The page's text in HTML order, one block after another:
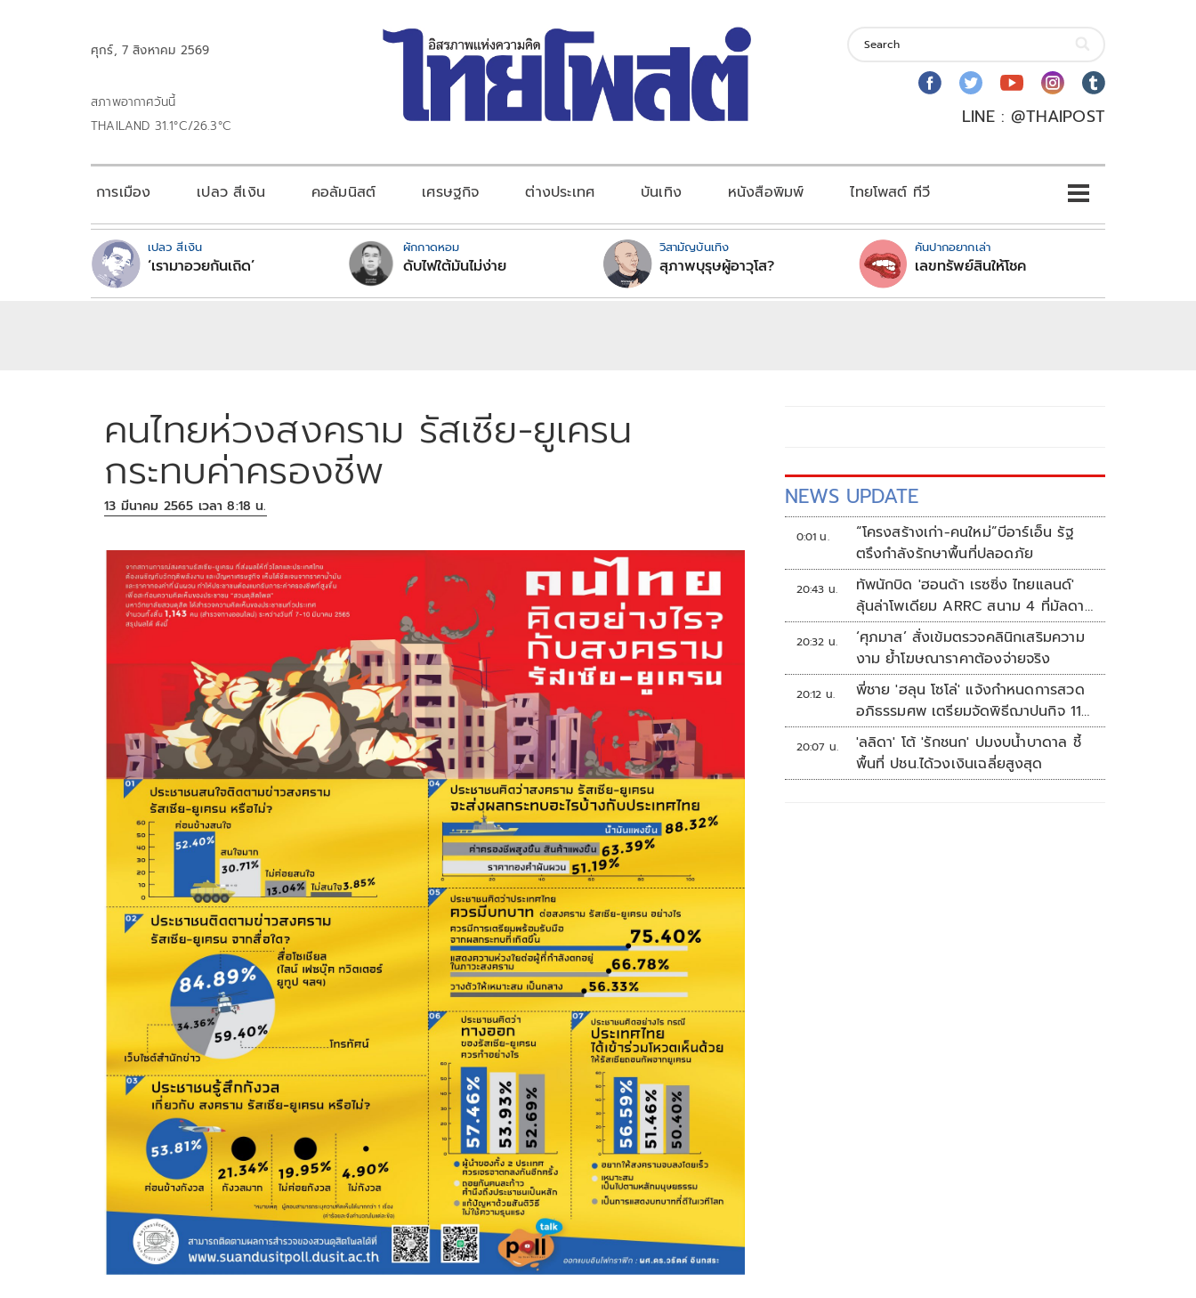
ศุกร์, 7 สิงหาคม 2569
สภาพอากาศวันนี้
THAILAND 31.1°C/26.3°C
LINE : @THAIPOST
การเมือง เปลว สีเงิน คอลัมนิสต์ เศรษฐกิจ ต่างประเทศ บันเทิง หนังสือพิมพ์ ไทยโพสต์ ทีวี
เปลว สีเงิน
‘เรามาอวยกันเถิด’
ผักกาดหอม
ดับไฟใต้มันไม่ง่าย
วิสามัญบันเทิง
สุภาพบุรุษผู้อาวุโส?
คันปากอยากเล่า
เลขทรัพย์สินให้โชค
คนไทยห่วงสงคราม รัสเซีย-ยูเครน
กระทบค่าครองชีพ
13 มีนาคม 2565 เวลา 8:18 น. NEWS UPDATE
0:01 น.
“โครงสร้างเก่า-คนใหม่”บีอาร์เอ็น รัฐ
ตรึงกำลังรักษาพื้นที่ปลอดภัย
20:43 น.
ทัพนักบิด 'ฮอนด้า เรซซิ่ง ไทยแลนด์'
ลุ้นล่าโพเดียม ARRC สนาม 4 ที่มัลดาลิ
กา
20:32 น.
‘ศุภมาส’ สั่งเข้มตรวจคลินิกเสริมความ
งาม ย้ำโฆษณาราคาต้องจ่ายจริง
20:12 น.
พี่ชาย 'ฮลุน โซโล่' แจ้งกำหนดการสวด
อภิธรรมศพ เตรียมจัดพิธีฌาปนกิจ 11
ส.ค.
20:07 น.
'ลลิดา' โต้ 'รักชนก' ปมงบน้ำบาดาล ชี้
พื้นที่ ปชน.ได้วงเงินเฉลี่ยสูงสุด